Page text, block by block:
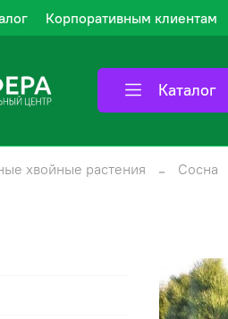
Корпоративным клиентам
Каталог
хвойные растения Сосна